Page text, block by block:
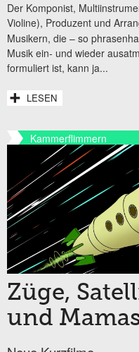
Der Komponist,
Violine), Produzent und
Musikern, die – so
Musik ein- und wieder
formuliert ist, kann ja...
LESEN
Kammerflimmern
Züge,
und